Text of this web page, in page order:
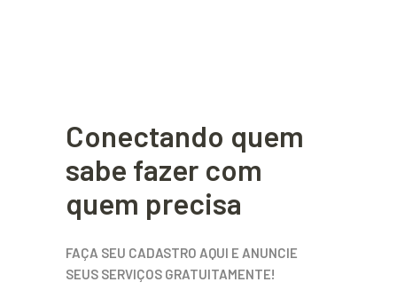
Conectando quem
sabe fazer com
quem precisa
FAÇA SEU CADASTRO AQUI E ANUNCIE
SEUS SERVIÇOS GRATUITAMENTE!